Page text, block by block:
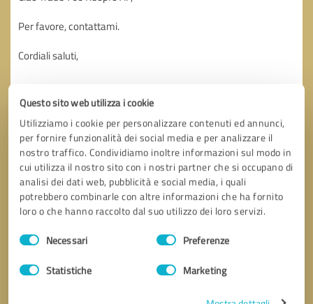
Questo sito web utilizza i cookie
Utilizziamo i cookie per personalizzare contenuti ed annunci,
per fornire funzionalità dei social media e per analizzare il
nostro traffico. Condividiamo inoltre informazioni sul modo in
cui utilizza il nostro sito con i nostri partner che si occupano di
analisi dei dati web, pubblicità e social media, i quali
potrebbero combinarle con altre informazioni che ha fornito
loro o che hanno raccolto dal suo utilizzo dei loro servizi.
Selezione
del
Necessari Preferenze
Statistiche Marketing
Richiesta di richiamata * campi obbligatori